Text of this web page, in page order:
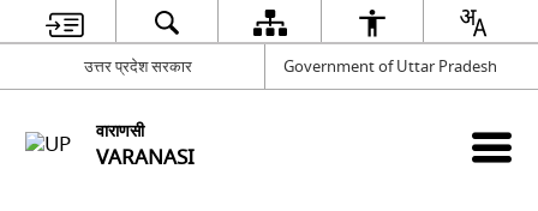
उत्तर प्रदेश सरकार Government of Uttar Pradesh
वाराणसी
VARANASI